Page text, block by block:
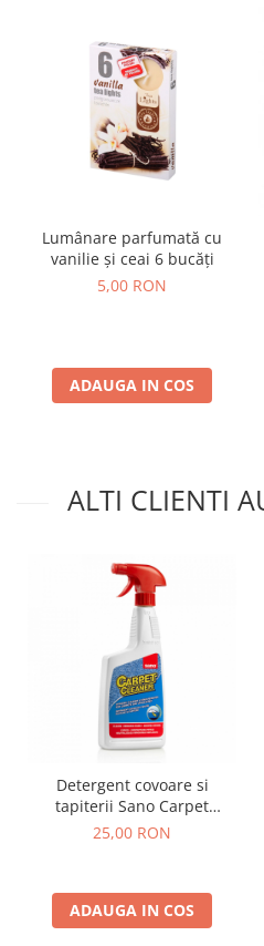
Lumânare parfumată cu
vanilie și ceai 6 bucăți
5,00 RON
ADAUGA IN COS
ALTI CLIENTI
Detergent covoare si
tapiterii Sano Carpet
Trigger 750 ml
25,00 RON
ADAUGA IN COS